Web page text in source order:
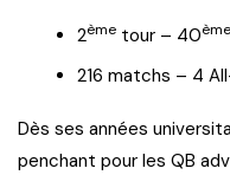
2ème tour – 40ème
216 matchs – 4
Dès ses années
penchant pour les QB